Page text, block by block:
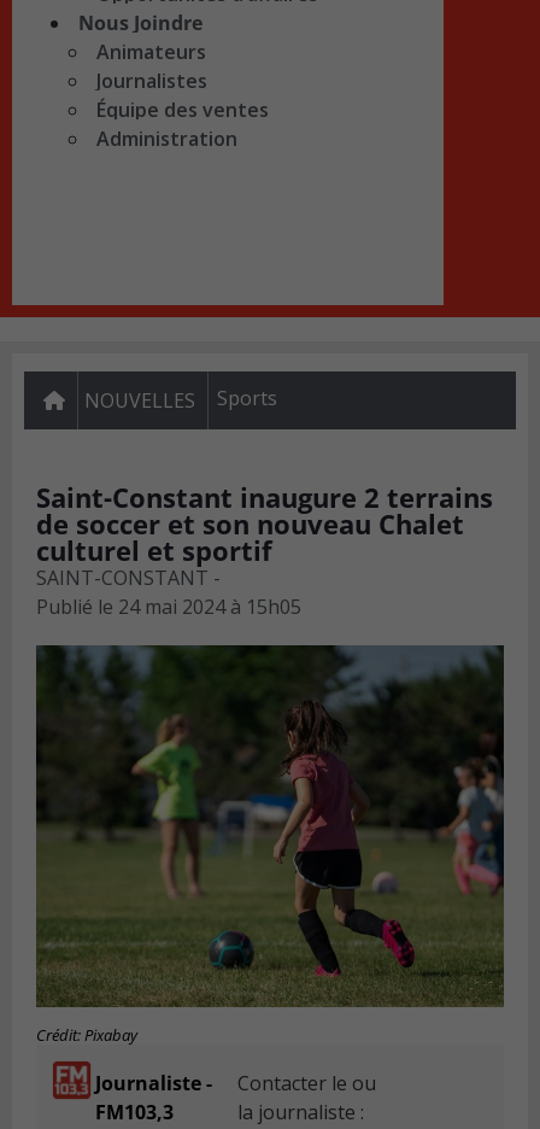
Nous Joindre
Animateurs
Journalistes
Équipe des ventes
Administration
NOUVELLES Sports
Saint-Constant inaugure 2 terrains
de soccer et son nouveau Chalet
culturel et sportif
SAINT-CONSTANT -
Publié le 24 mai 2024 à 15h05
Crédit: Pixabay
Journaliste -
FM103,3
Contacter le ou
la journaliste :